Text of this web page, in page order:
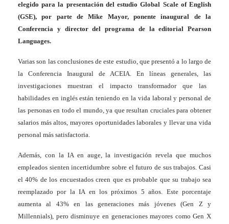
elegido para la presentación del estudio Global Scale of English
(GSE), por parte de Mike Mayor, ponente inaugural de la
Conferencia y director del programa de la editorial Pearson
Languages.
Varias son las conclusiones de este estudio, que presentó a lo largo de
la Conferencia Inaugural de ACEIA. En líneas generales, las
investigaciones muestran el impacto transformador que las
habilidades en inglés están teniendo en la vida laboral y personal de
las personas en todo el mundo, ya que resultan cruciales para obtener
salarios más altos, mayores oportunidades laborales y llevar una vida
personal más satisfactoria.
Además, con la IA en auge, la investigación revela que muchos
empleados sienten incertidumbre sobre el futuro de sus trabajos. Casi
el 40% de los encuestados creen que es probable que su trabajo sea
reemplazado por la IA en los próximos 5 años. Este porcentaje
aumenta al 43% en las generaciones más jóvenes (Gen Z y
Millennials), pero disminuye en generaciones mayores como Gen X